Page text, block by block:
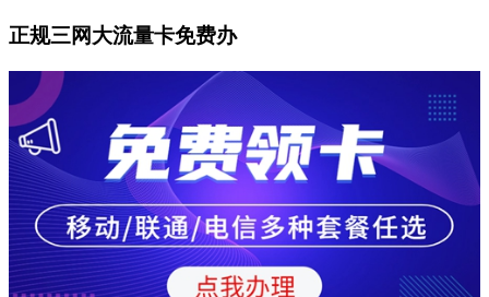
正规三网大流量卡免费办